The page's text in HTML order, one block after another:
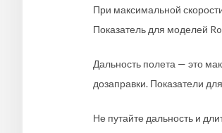
При максимальной
Показатель для моделей
Дальность полета — это
дозаправки. Показатели
Не путайте дальность и